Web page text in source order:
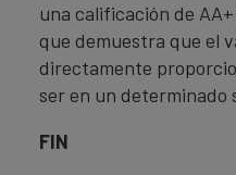
una calificación de AA+
que demuestra que el
directamente
ser en un determinado
FIN